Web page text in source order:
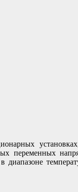
переменных
диапазоне